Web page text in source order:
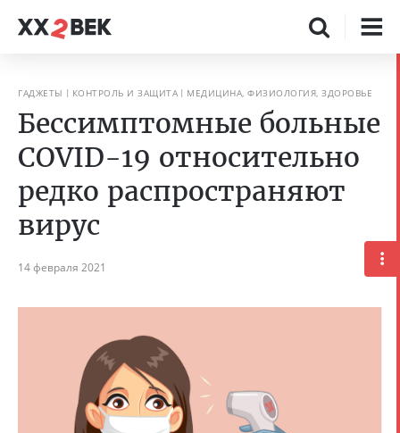
ГАДЖЕТЫ КОНТРОЛЬ И ЗАЩИТА МЕДИЦИНА, ФИЗИОЛОГИЯ, ЗДОРОВЬЕ
Бессимптомные больные
COVID-19 относительно
редко распространяют
вирус
14 февраля 2021